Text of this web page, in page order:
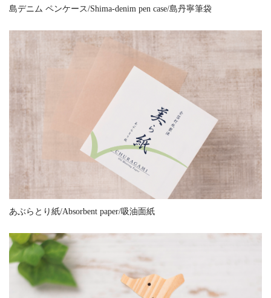
島デニム ペンケース/Shima-denim pen case/島丹寧筆袋
あぶらとり紙/Absorbent paper/吸油面紙